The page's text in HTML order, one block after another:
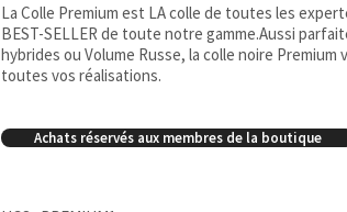
La Colle Premium est LA colle de toutes les
BEST-SELLER de toute notre gamme.Aussi
hybrides ou Volume Russe, la colle noire Premium
toutes vos réalisations.
Achats réservés aux membres de la boutique